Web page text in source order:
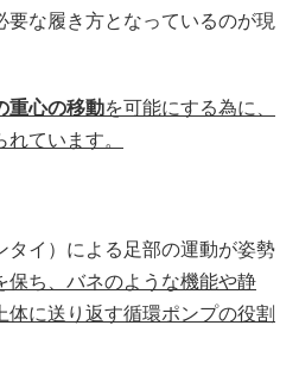
な履き方となっているのが現
重心の移動を可能にする為に、
ています。
タイ）による足部の運動が姿勢
保ち、バネのような機能や静
体に送り返す循環ポンプの役割